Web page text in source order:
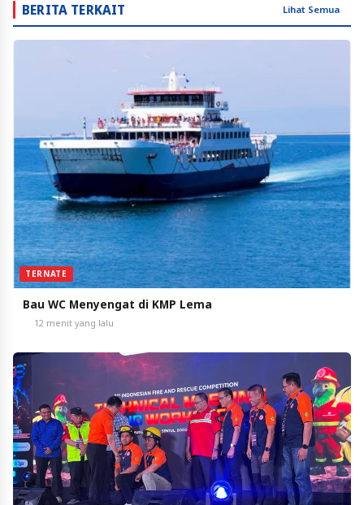
BERITA TERKAIT Lihat Semua
TERNATE
Bau WC Menyengat di KMP Lema
12 menit yang lalu